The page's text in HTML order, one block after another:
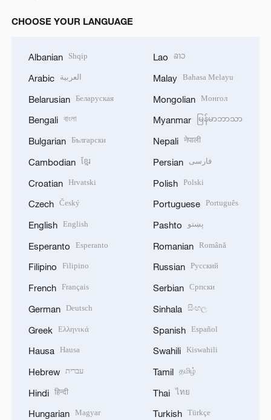
CHOOSE YOUR LANGUAGE
Albanian Shqip
Arabic العربية
Belarusian Беларуская
Bengali বাংলা
Bulgarian Български
Cambodian ខ្មែរ
Croatian Hrvatski
Czech Český
English English
Esperanto Esperanto
Filipino Filipino
French Français
German Deutsch
Greek Ελληνικά
Hausa Hausa
Hebrew עברית
Hindi हिन्दी
Hungarian Magyar
Lao ລາວ
Malay Bahasa Melayu
Mongolian Монгол
Myanmar မြန်မာဘာသာ
Nepali नेपाली
Persian فارسی
Polish Polski
Portuguese Português
Pashto پښتو
Romanian Română
Russian Русский
Serbian Српски
Sinhala සිංහල
Spanish Español
Swahili Kiswahili
Tamil தமிழ்
Thai ไทย
Turkish Türkçe